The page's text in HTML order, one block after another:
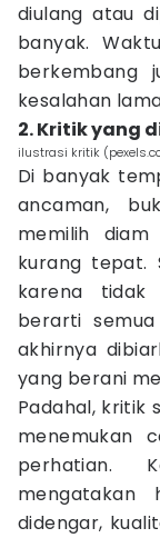
diulang atau
banyak.
berkembang
kesalahan
2. Kritik yang
ilustrasi kritik
Di banyak
ancaman,
memilih
kurang tepat.
karena
berarti
akhirnya
yang berani
Padahal, kritik
menemukan
perhatian.
mengatakan
didengar,